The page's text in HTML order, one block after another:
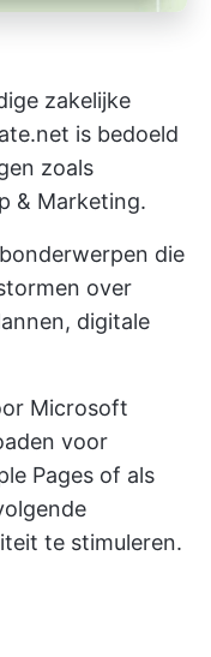
zakelijke
is bedoeld
zoals
& Marketing.
die
over
digitale
Microsoft
voor
Pages of als
te stimuleren.